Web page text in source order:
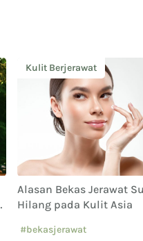
Kulit Berjerawat
Alasan Bekas Jerawat
Hilang pada Kulit Asia
#bekasjerawat